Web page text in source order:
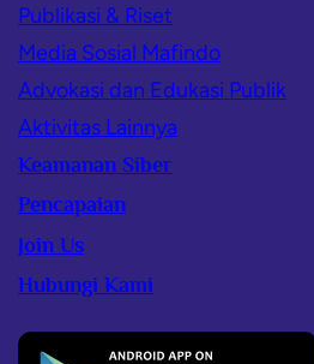
Publikasi & Riset
Media Sosial Mafindo
Advokasi dan Edukasi Publik
Aktivitas Lainnya
Keamanan Siber
Pencapaian
Join Us
Hubungi Kami